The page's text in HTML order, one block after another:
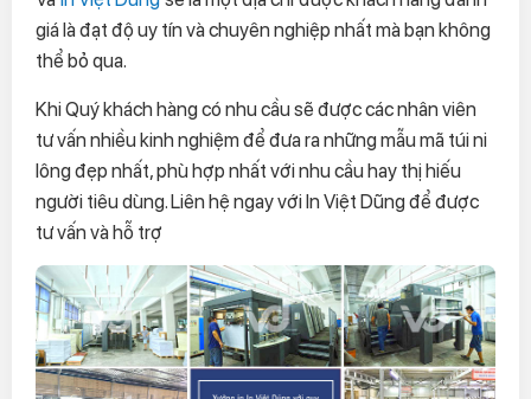
giá là đạt độ uy tín và chuyên nghiệp nhất mà bạn không
thể bỏ qua.
Khi Quý khách hàng có nhu cầu sẽ được các nhân viên
tư vấn nhiều kinh nghiệm để đưa ra những mẫu mã túi ni
lông đẹp nhất, phù hợp nhất với nhu cầu hay thị hiếu
người tiêu dùng. Liên hệ ngay với In Việt Dũng để được
tư vấn và hỗ trợ